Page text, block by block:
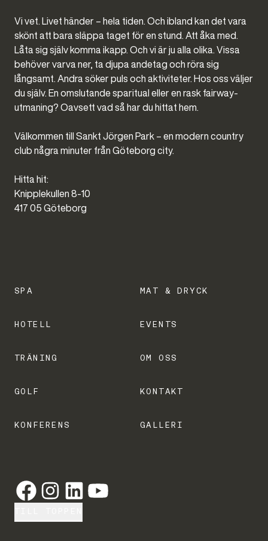
Vi vet. Livet händer – hela tiden. Och ibland kan det vara
skönt att bara släppa taget för en stund. Att åka med.
Låta sig själv komma ikapp. Och vi är ju alla olika. Vissa
behöver varva ner, ta djupa andetag och röra sig
långsamt. Andra söker puls och aktiviteter. Hos oss väljer
du själv. En omslutande sparitual eller en rask fairway-
utmaning? Oavsett vad så har du hittat hem.
Välkommen till Sankt Jörgen Park – en modern country
club några minuter från Göteborg city.
Hitta hit:
Knipplekullen 8-10
417 05 Göteborg
SPA
HOTELL
TRÄNING
GOLF
KONFERENS
MAT & DRYCK
EVENTS
OM OSS
KONTAKT
GALLERI